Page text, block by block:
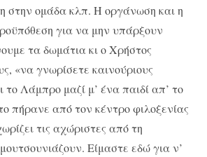
στην ομάδα κλπ. Η οργάνωση και η
για να μην υπάρξουν
τα δωμάτια κι ο Χρήστος
«να γνωρίσετε καινούριους
το Λάμπρο μαζί μ’ ένα παιδί απ’ το
πήρανε από τον κέντρο φιλοξενίας
τις αχώριστες από τη
Είμαστε εδώ για ν’